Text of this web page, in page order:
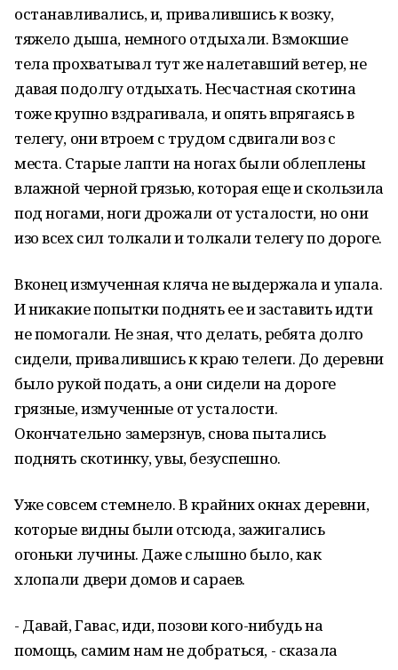
останавливались, и, привалившись к возку,
тяжело дыша, немного отдыхали. Взмокшие
тела прохватывал тут же налетавший ветер, не
давая подолгу отдыхать. Несчастная скотина
тоже крупно вздрагивала, и опять впрягаясь в
телегу, они втроем с трудом сдвигали воз с
места. Старые лапти на ногах были облеплены
влажной черной грязью, которая еще и скользила
под ногами, ноги дрожали от усталости, но они
изо всех сил толкали и толкали телегу по дороге.
Вконец измученная кляча не выдержала и упала.
И никакие попытки поднять ее и заставить идти
не помогали. Не зная, что делать, ребята долго
сидели, привалившись к краю телеги. До деревни
было рукой подать, а они сидели на дороге
грязные, измученные от усталости.
Окончательно замерзнув, снова пытались
поднять скотинку, увы, безуспешно.
Уже совсем стемнело. В крайних окнах деревни,
которые видны были отсюда, зажигались
огоньки лучины. Даже слышно было, как
хлопали двери домов и сараев.
- Давай, Гавас, иди, позови кого-нибудь на
помощь, самим нам не добраться, - сказала